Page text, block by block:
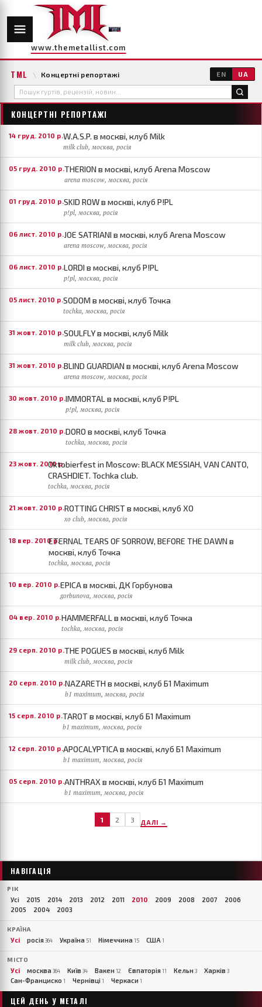
www.themetallist.com
TML \ Концертні репортажі EN UA
КОНЦЕРТНІ РЕПОРТАЖІ
14 груд. 2010 р.W.A.S.P. в москві, клуб Milk
milk club, москва, росія
05 груд. 2010 р.THERION в москві, клуб Arena Moscow
arena moscow, москва, росія
01 груд. 2010 р.SKID ROW в москві, клуб P!PL
p!pl, москва, росія
06 лист. 2010 р.JOE SATRIANI в москві, клуб Arena Moscow
arena moscow, москва, росія
06 лист. 2010 р.LORDI в москві, клуб P!PL
p!pl, москва, росія
05 лист. 2010 р.SODOM в москві, клуб Точка
tochka, москва, росія
31 жовт. 2010 р.SOULFLY в москві, клуб Milk
milk club, москва, росія
31 жовт. 2010 р.BLIND GUARDIAN в москві, клуб Arena Moscow
arena moscow, москва, росія
30 жовт. 2010 р.IMMORTAL в москві, клуб P!PL
p!pl, москва, росія
28 жовт. 2010 р.DORO в москві, клуб Точка
tochka, москва, росія
23 жовт. 2010 р.Oktobierfest in Moscow: BLACK MESSIAH, VAN CANTO,
CRASHDIET. Tochka club.
tochka, москва, росія
21 жовт. 2010 р.ROTTING CHRIST в москві, клуб ХО
xo club, москва, росія
18 вер. 2010 р.ETERNAL TEARS OF SORROW, BEFORE THE DAWN в
москві, клуб Точка
tochka, москва, росія
10 вер. 2010 р.EPICA в москві, ДК Горбунова
gorbunova, москва, росія
04 вер. 2010 р.HAMMERFALL в москві, клуб Точка
tochka, москва, росія
29 серп. 2010 р.THE POGUES в москві, клуб Milk
milk club, москва, росія
20 серп. 2010 р.NAZARETH в москві, клуб Б1 Maximum
b1 maximum, москва, росія
15 серп. 2010 р.TAROT в москві, клуб Б1 Maximum
b1 maximum, москва, росія
12 серп. 2010 р.APOCALYPTICA в москві, клуб Б1 Maximum
b1 maximum, москва, росія
05 серп. 2010 р.ANTHRAX в москві, клуб Б1 Maximum
b1 maximum, москва, росія
1 2 3 ДАЛІ →
НАВІГАЦІЯ
РІК
Усі 2015 2014 2013 2012 2011 2010 2009 2008 2007
2006
2005
2004 2003
КРАЇНА
Усі росія364 Україна 51 Німеччина 15 США 1
МІСТО
Усі москва 364 Київ 34 Вакен 12 Євпаторія11 Кельн 3 Харків 3
Сан-Франциско 1 Чернівці 1 Черкаси 1
ЦЕЙ ДЕНЬ У МЕТАЛІ